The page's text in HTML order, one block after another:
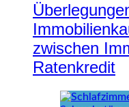
zwischen
Ratenkredit